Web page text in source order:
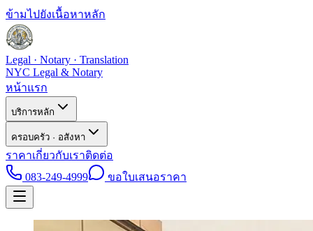
ข้ามไปยังเนื้อหาหลัก
Legal · Notary · Translation
NYC Legal & Notary
หน้าแรก
บริการหลัก
ครอบครัว · อสังหา
ราคาเกี่ยวกับเราติดต่อ
083-249-4999
ขอใบเสนอราคา